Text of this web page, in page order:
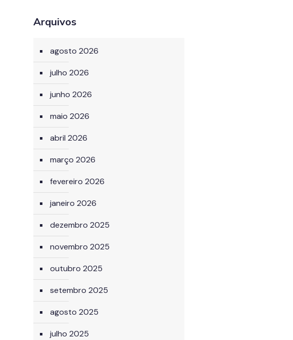
Arquivos
agosto 2026
julho 2026
junho 2026
maio 2026
abril 2026
março 2026
fevereiro 2026
janeiro 2026
dezembro 2025
novembro 2025
outubro 2025
setembro 2025
agosto 2025
julho 2025